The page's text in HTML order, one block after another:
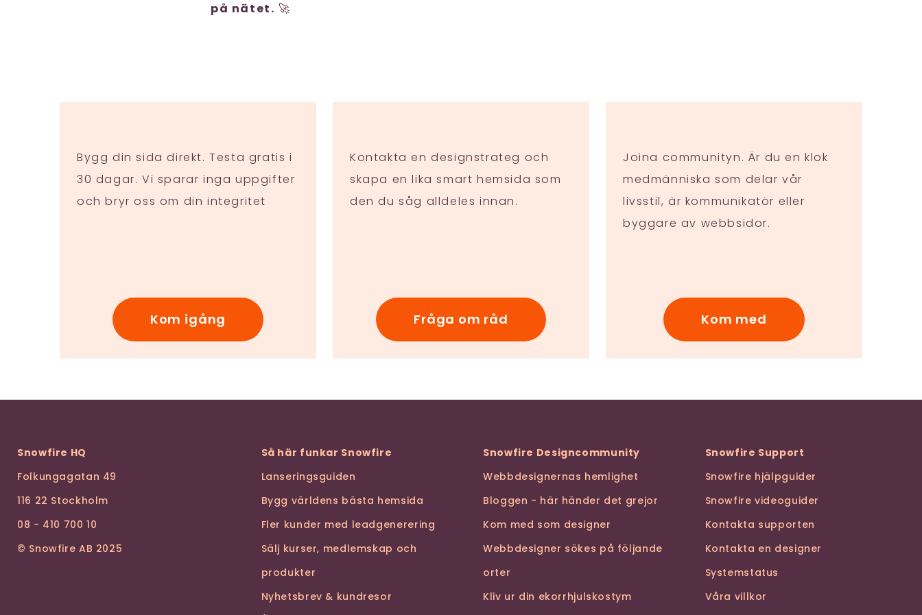
på nätet. 🚀
Bygg din sida direkt. Testa gratis i
30 dagar. Vi sparar inga uppgifter
och bryr oss om din integritet
Kom igång
Kontakta en designstrateg och
skapa en lika smart hemsida som
den du såg alldeles innan.
Fråga om råd
Joina communityn. Är du en klok
medmänniska som delar vår
livsstil, är kommunikatör eller
byggare av webbsidor.
Kom med
Snowfire HQ
Folkungagatan 49
116 22 Stockholm
08 - 410 700 10
© Snowfire AB 2025
Så här funkar Snowfire
Lanseringsguiden
Bygg världens bästa hemsida
Fler kunder med leadgenerering
Sälj kurser, medlemskap och
produkter
Nyhetsbrev & kundresor
Snowfire Designcommunity
Webbdesignernas hemlighet
Bloggen - här händer det grejor
Kom med som designer
Webbdesigner sökes på följande
orter
Kliv ur din ekorrhjulskostym
Snowfire Support
Snowfire hjälpguider
Snowfire videoguider
Kontakta supporten
Kontakta en designer
Systemstatus
Våra villkor